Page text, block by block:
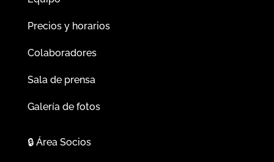
Precios y horarios
Colaboradores
Sala de prensa
Galería de fotos
🔒Área Socios